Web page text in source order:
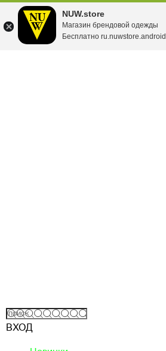
NUW.store
Магазин брендовой одежды
Бесплатно ru.nuwstore.android
ВХОД